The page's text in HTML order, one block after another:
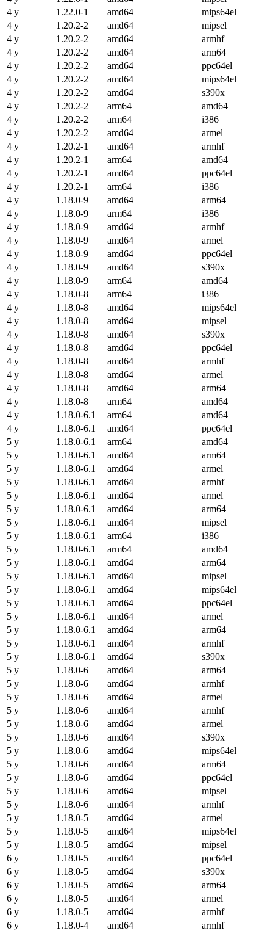
4 y
1.22.0-1 amd64
mips64el
4 y
1.20.2-2 amd64
mipsel
4 y
1.20.2-2 amd64
armhf
4 y
1.20.2-2 amd64
arm64
4 y
1.20.2-2 amd64
ppc64el
4 y
1.20.2-2 amd64
mips64el
4 y
1.20.2-2 amd64
s390x
4 y
1.20.2-2 arm64
amd64
4 y
1.20.2-2 arm64
i386
4 y
1.20.2-2 amd64
armel
4 y
1.20.2-1 amd64
armhf
4 y
1.20.2-1 arm64
amd64
4 y
1.20.2-1 amd64
ppc64el
4 y
1.20.2-1 arm64
i386
4 y
1.18.0-9 amd64
arm64
4 y
1.18.0-9 arm64
i386
4 y
1.18.0-9 amd64
armhf
4 y
1.18.0-9 amd64
armel
4 y
1.18.0-9 amd64
ppc64el
4 y
1.18.0-9 amd64
s390x
4 y
1.18.0-9 arm64
amd64
4 y
1.18.0-8 arm64
i386
4 y
1.18.0-8 amd64
mips64el
4 y
1.18.0-8 amd64
mipsel
4 y
1.18.0-8 amd64
s390x
4 y
1.18.0-8 amd64
ppc64el
4 y
1.18.0-8 amd64
armhf
4 y
1.18.0-8 amd64
armel
4 y
1.18.0-8 amd64
arm64
4 y
1.18.0-8 arm64
amd64
4 y
1.18.0-6.1 arm64
amd64
4 y
1.18.0-6.1 amd64
ppc64el
5 y
1.18.0-6.1 arm64
amd64
5 y
1.18.0-6.1 amd64
arm64
5 y
1.18.0-6.1 amd64
armel
5 y
1.18.0-6.1 amd64
armhf
5 y
1.18.0-6.1 amd64
armel
5 y
1.18.0-6.1 amd64
arm64
5 y
1.18.0-6.1 amd64
mipsel
5 y
1.18.0-6.1 arm64
i386
5 y
1.18.0-6.1 arm64
amd64
5 y
1.18.0-6.1 amd64
arm64
5 y
1.18.0-6.1 amd64
mipsel
5 y
1.18.0-6.1 amd64
mips64el
5 y
1.18.0-6.1 amd64
ppc64el
5 y
1.18.0-6.1 amd64
armel
5 y
1.18.0-6.1 amd64
arm64
5 y
1.18.0-6.1 amd64
armhf
5 y
1.18.0-6.1 amd64
s390x
5 y
1.18.0-6 amd64
arm64
5 y
1.18.0-6 amd64
armhf
5 y
1.18.0-6 amd64
armel
5 y
1.18.0-6 amd64
armhf
5 y
1.18.0-6 amd64
armel
5 y
1.18.0-6 amd64
s390x
5 y
1.18.0-6 amd64
mips64el
5 y
1.18.0-6 amd64
arm64
5 y
1.18.0-6 amd64
ppc64el
5 y
1.18.0-6 amd64
mipsel
5 y
1.18.0-6 amd64
armhf
5 y
1.18.0-5 amd64
armel
5 y
1.18.0-5 amd64
mips64el
5 y
1.18.0-5 amd64
mipsel
6 y
1.18.0-5 amd64
ppc64el
6 y
1.18.0-5 amd64
s390x
6 y
1.18.0-5 amd64
arm64
6 y
1.18.0-5 amd64
armel
6 y
1.18.0-5 amd64
armhf
6 y
1.18.0-4 amd64
armhf